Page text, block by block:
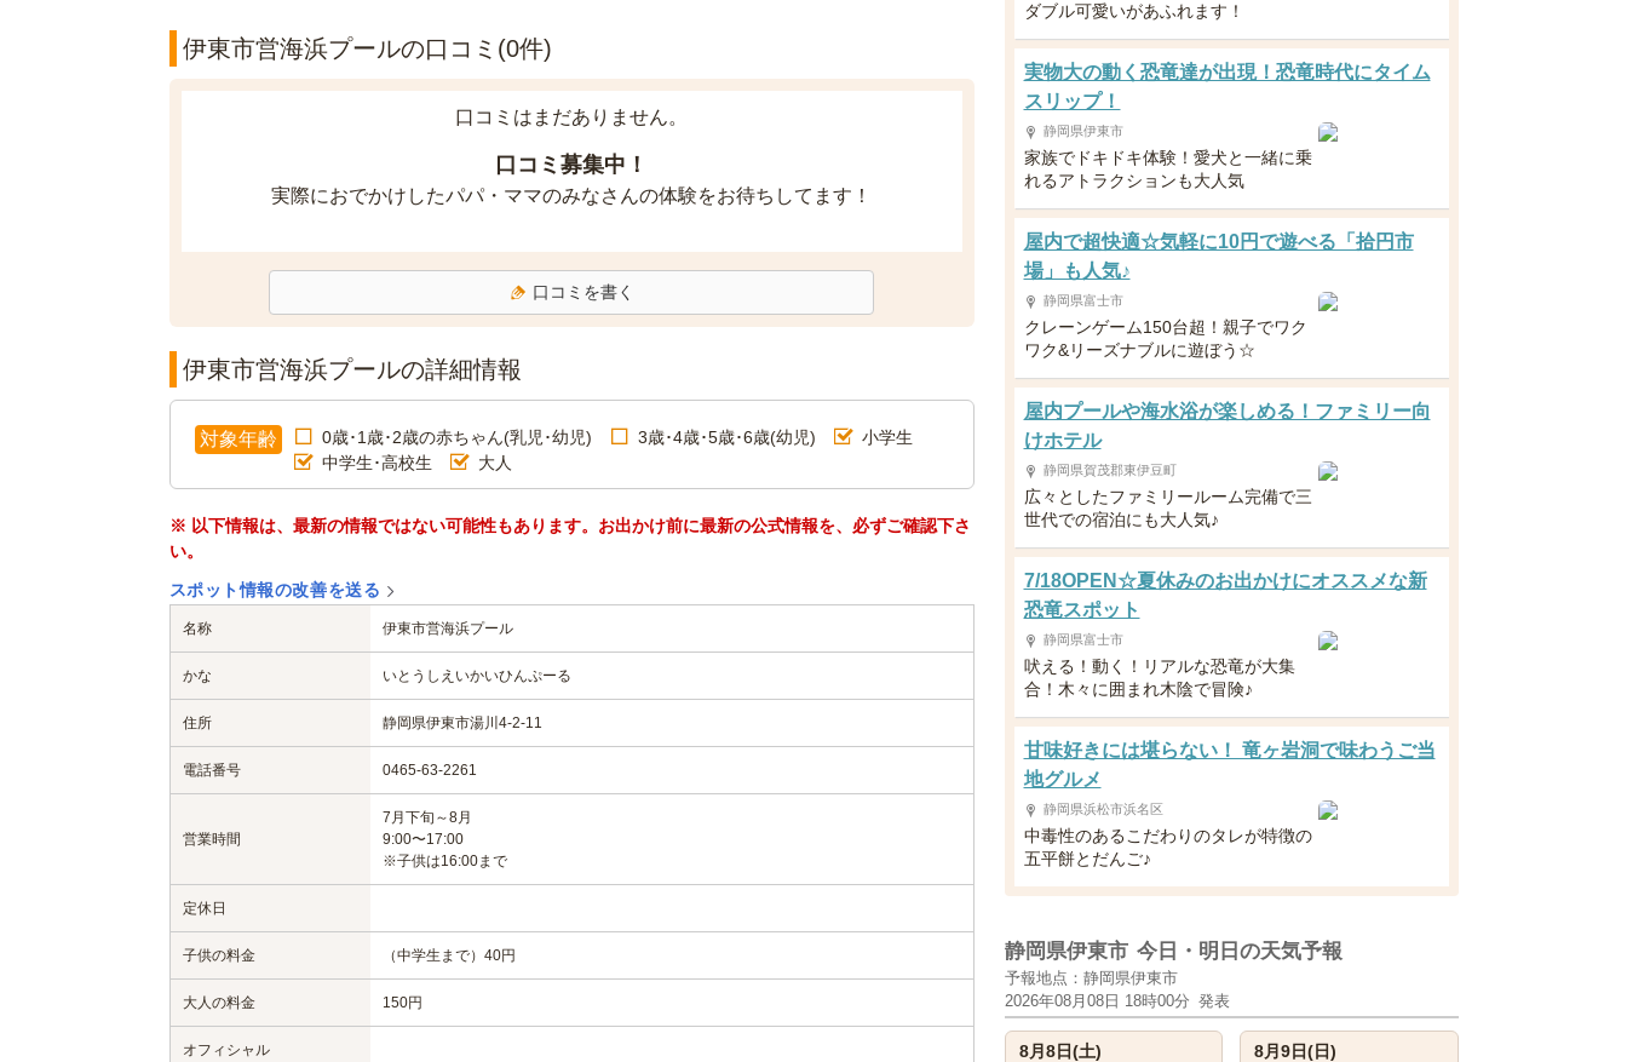
伊東市営海浜プールの口コミ(0件)
口コミはまだありません。
口コミ募集中！
実際におでかけしたパパ・ママのみなさんの体験をお待ちしてます！
口コミを書く
伊東市営海浜プールの詳細情報
対象年齢 0歳･1歳･2歳の赤ちゃん(乳児･幼児) 3歳･4歳･5歳･6歳(幼児)
小学生
中学生･高校生
大人
※ 以下情報は、最新の情報ではない可能性もあります。お出かけ前に最新の公式情報を、必ずご確認下さ
い。
スポット情報の改善を送る
名称 伊東市営海浜プール
かな いとうしえいかいひんぷーる
住所 静岡県伊東市湯川4-2-11
電話番号 0465-63-2261
営業時間
7月下旬～8月
9:00〜17:00
※子供は16:00まで
定休日
子供の料金 （中学生まで）40円
大人の料金 150円
オフィシャル
ダブル可愛いがあふれます！
実物大の動く恐竜達が出現！恐竜時代にタイム
スリップ！
静岡県伊東市
家族でドキドキ体験！愛犬と一緒に乗
れるアトラクションも大人気
屋内で超快適☆気軽に10円で遊べる「拾円市
場」も人気♪
静岡県富士市
クレーンゲーム150台超！親子でワク
ワク&リーズナブルに遊ぼう☆
屋内プールや海水浴が楽しめる！ファミリー向
けホテル
静岡県賀茂郡東伊豆町
広々としたファミリールーム完備で三
世代での宿泊にも大人気♪
7/18OPEN☆夏休みのお出かけにオススメな新
恐竜スポット
静岡県富士市
吠える！動く！リアルな恐竜が大集
合！木々に囲まれ木陰で冒険♪
甘味好きには堪らない！ 竜ヶ岩洞で味わうご当
地グルメ
静岡県浜松市浜名区
中毒性のあるこだわりのタレが特徴の
五平餅とだんご♪
静岡県伊東市 今日・明日の天気予報
予報地点：静岡県伊東市
2026年08月08日 18時00分 発表
8月8日(土) 8月9日(日)